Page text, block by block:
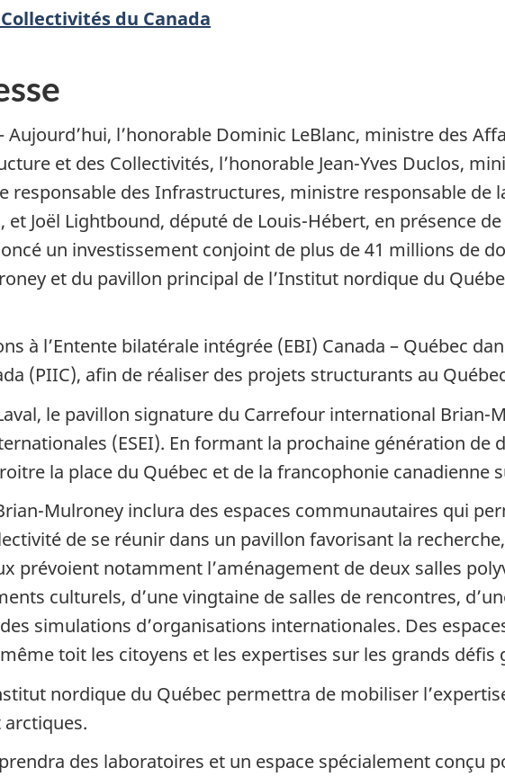
du Canada
l’honorable Dominic LeBlanc, ministre des
et des Collectivités, l’honorable Jean-Yves Duclos,
responsable des Infrastructures, ministre responsable de
Joël Lightbound, député de Louis-Hébert, en présence
un investissement conjoint de plus de 41 millions de
et du pavillon principal de l’Institut nordique du
à l’Entente bilatérale intégrée (EBI) Canada – Québec
(PIIC), afin de réaliser des projets structurants au
le pavillon signature du Carrefour international Brian-
(ESEI). En formant la prochaine génération de
la place du Québec et de la francophonie canadienne
Mulroney inclura des espaces communautaires qui
de se réunir dans un pavillon favorisant la
prévoient notamment l’aménagement de deux salles
culturels, d’une vingtaine de salles de rencontres,
simulations d’organisations internationales. Des
toit les citoyens et les expertises sur les grands défis
nordique du Québec permettra de mobiliser
arctiques.
des laboratoires et un espace spécialement conçu